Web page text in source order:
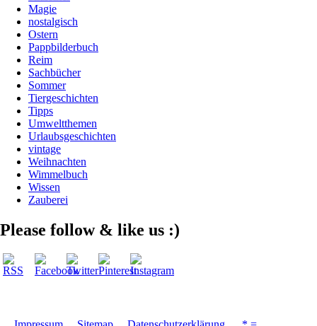
Magie
nostalgisch
Ostern
Pappbilderbuch
Reim
Sachbücher
Sommer
Tiergeschichten
Tipps
Umweltthemen
Urlaubsgeschichten
vintage
Weihnachten
Wimmelbuch
Wissen
Zauberei
Please follow & like us :)